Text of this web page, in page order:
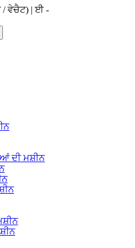
/ ਵੇਚੈਟ) | ਈ -
ਦੀ ਮਸ਼ੀਨ